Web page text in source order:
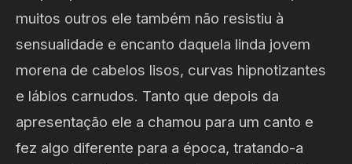
muitos outros ele também não resistiu à
sensualidade e encanto daquela linda jovem
morena de cabelos lisos, curvas hipnotizantes
e lábios carnudos. Tanto que depois da
apresentação ele a chamou para um canto e
fez algo diferente para a época, tratando-a